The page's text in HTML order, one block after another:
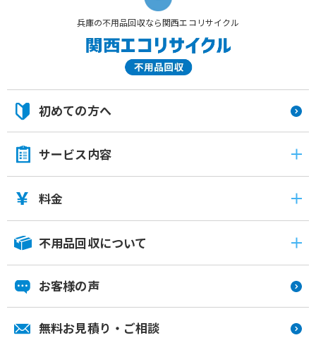
兵庫の不用品回収なら関西エコリサイクル
初めての方へ
サービス内容
料金
不用品回収について
お客様の声
無料お見積り・ご相談